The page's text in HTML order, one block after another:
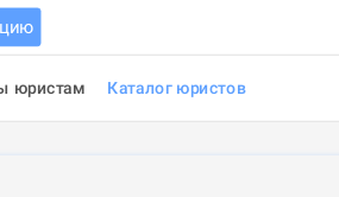
юристам Каталог юристов